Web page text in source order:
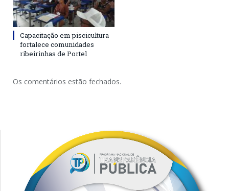
Capacitação em piscicultura
fortalece comunidades
ribeirinhas de Portel
Os comentários estão fechados.